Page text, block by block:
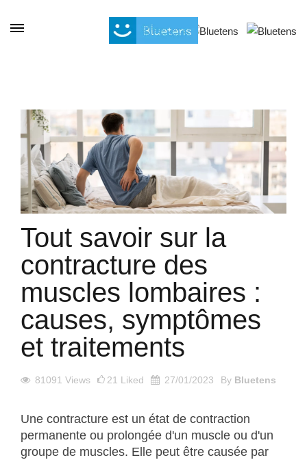
Tout savoir sur la
contracture des
muscles lombaires :
causes, symptômes
et traitements
81091 Views 21 Liked 27/01/2023 By Bluetens
Une contracture est un état de contraction
permanente ou prolongée d'un muscle ou d'un
groupe de muscles. Elle peut être causée par